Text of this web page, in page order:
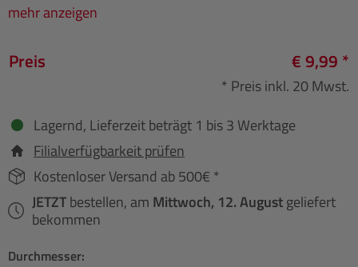
mehr anzeigen
Preis € 9,99 *
* Preis inkl. 20 Mwst.
Lagernd, Lieferzeit beträgt 1 bis 3 Werktage
Filialverfügbarkeit prüfen
Kostenloser Versand ab 500€ *
JETZTbestellen, am Mittwoch, 12. Augustgeliefert
bekommen
Durchmesser: